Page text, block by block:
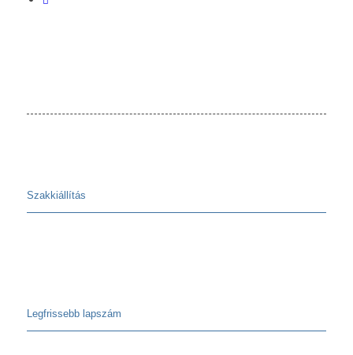
Szakkiállítás
Legfrissebb lapszám